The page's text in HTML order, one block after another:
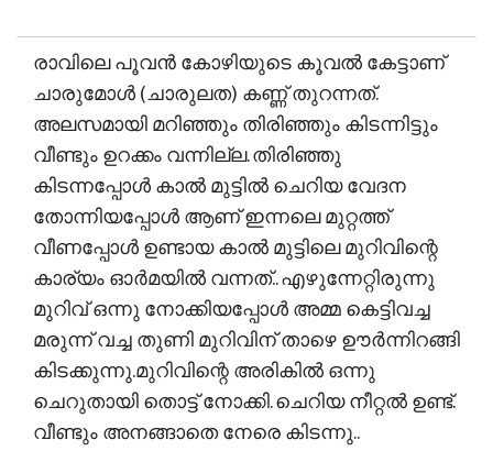
രാവിലെ പൂവൻ കോഴിയുടെ കൂവൽ കേട്ടാണ്
ചാരുമോൾ (ചാരുലത) കണ്ണ് തുറന്നത്.
അലസമായി മറിഞ്ഞും തിരിഞ്ഞും കിടന്നിട്ടും
വീണ്ടും ഉറക്കം വന്നില്ല. തിരിഞ്ഞു
കിടന്നപ്പോൾ കാൽ മുട്ടിൽ ചെറിയ വേദന
തോന്നിയപ്പോൾ ആണ് ഇന്നലെ മുറ്റത്ത്
വീണപ്പോൾ ഉണ്ടായ കാൽ മുട്ടിലെ മുറിവിന്റെ
കാര്യം ഓർമയിൽ വന്നത്.. എഴുന്നേറ്റിരുന്നു
മുറിവ് ഒന്നു നോക്കിയപ്പോൾ അമ്മ കെട്ടിവച്ച
മരുന്ന് വച്ച തുണി മുറിവിന് താഴെ ഊർന്നിറങ്ങി
കിടക്കുന്നു.മുറിവിന്റെ അരികിൽ ഒന്നു
ചെറുതായി തൊട്ട് നോക്കി. ചെറിയ നീറ്റൽ ഉണ്ട്.
വീണ്ടും അനങ്ങാതെ നേരെ കിടന്നു..